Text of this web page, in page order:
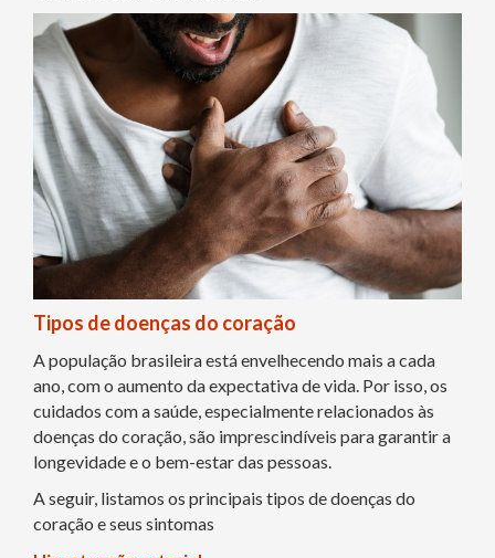
Tipos de doenças do coração
A população brasileira está envelhecendo mais a cada
ano, com o aumento da expectativa de vida. Por isso, os
cuidados com a saúde, especialmente relacionados às
doenças do coração, são imprescindíveis para garantir a
longevidade e o bem-estar das pessoas.
A seguir, listamos os principais tipos de doenças do
coração e seus sintomas